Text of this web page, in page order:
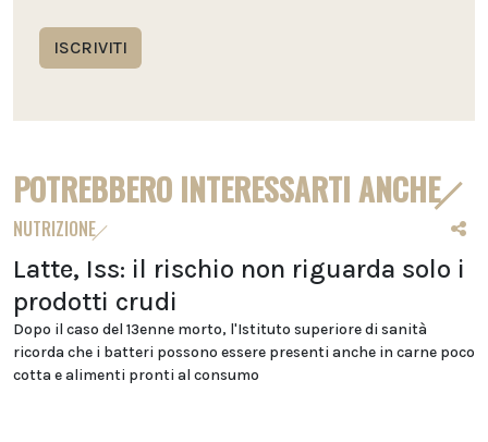
ISCRIVITI
POTREBBERO INTERESSARTI ANCHE
NUTRIZIONE
Latte, Iss: il rischio non riguarda solo i
prodotti crudi
Dopo il caso del 13enne morto, l'Istituto superiore di sanità
ricorda che i batteri possono essere presenti anche in carne poco
cotta e alimenti pronti al consumo